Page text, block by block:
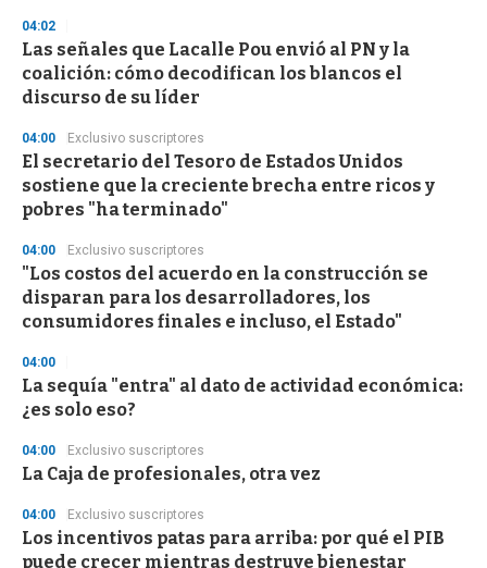
s
e
c
o
n
s
04:02
Las señales que Lacalle Pou envió al PN y la
coalición: cómo decodifican los blancos el
discurso de su líder
04:00 Exclusivo suscriptores
El secretario del Tesoro de Estados Unidos
sostiene que la creciente brecha entre ricos y
pobres "ha terminado"
04:00 Exclusivo suscriptores
"Los costos del acuerdo en la construcción se
disparan para los desarrolladores, los
consumidores finales e incluso, el Estado"
04:00
La sequía "entra" al dato de actividad económica:
¿es solo eso?
04:00 Exclusivo suscriptores
La Caja de profesionales, otra vez
04:00 Exclusivo suscriptores
Los incentivos patas para arriba: por qué el PIB
puede crecer mientras destruye bienestar